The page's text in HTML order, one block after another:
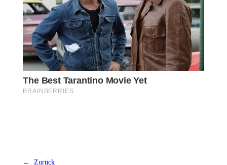
← Zurück